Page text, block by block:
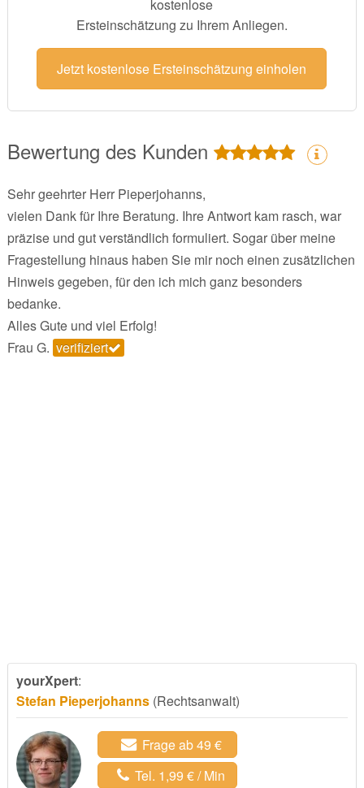
kostenlose
Ersteinschätzung zu Ihrem Anliegen.
Jetzt kostenlose Ersteinschätzung einholen
Bewertung des Kunden
Sehr geehrter Herr Pieperjohanns,
vielen Dank für Ihre Beratung. Ihre Antwort kam rasch, war
präzise und gut verständlich formuliert. Sogar über meine
Fragestellung hinaus haben Sie mir noch einen zusätzlichen
Hinweis gegeben, für den ich mich ganz besonders
bedanke.
Alles Gute und viel Erfolg!
Frau G. verifiziert
yourXpert:
Stefan Pieperjohanns(Rechtsanwalt)
Frage ab 49 €
Tel. 1,99 € / Min